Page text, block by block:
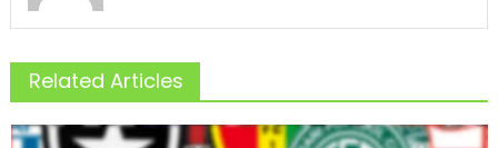
Related Articles